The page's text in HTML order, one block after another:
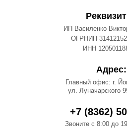
ИП Василенко
ОГРНИП
ИНН
Адрес:
Главный офис: г.
ул. Луначарского
+7 (8362)
Звоните с 8:00 до